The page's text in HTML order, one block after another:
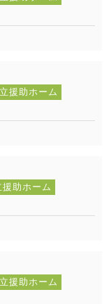
援助ホーム
援助ホーム
援助ホーム